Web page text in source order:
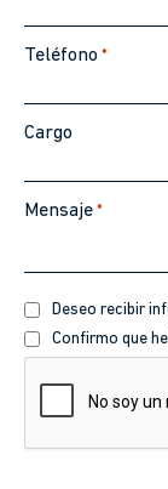
Teléfono *
Cargo
Mensaje *
Recibir
información
Deseo recibir
Política
de
privacidad
Confirmo que